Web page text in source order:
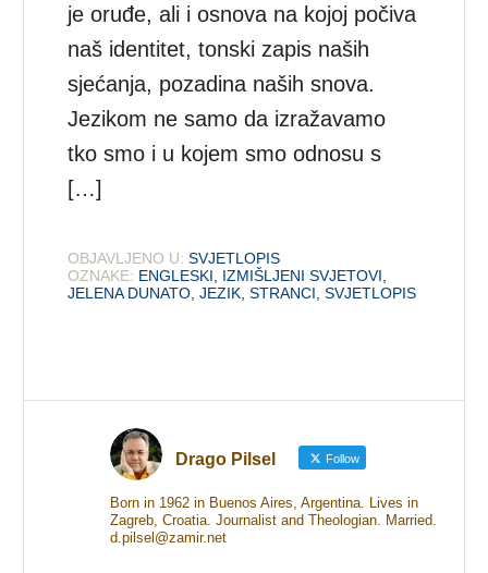
je oruđe, ali i osnova na kojoj počiva
naš identitet, tonski zapis naših
sjećanja, pozadina naših snova.
Jezikom ne samo da izražavamo
tko smo i u kojem smo odnosu s
[…]
OBJAVLJENO U: SVJETLOPIS
OZNAKE: ENGLESKI IZMIŠLJENI SVJETOVI
JELENA DUNATO ,JEZIK ,STRANCI ,SVJETLOPIS
Drago Pilsel Follow
Born in 1962 in Buenos Aires, Argentina. Lives in
Zagreb, Croatia. Journalist and Theologian. Married.
d.pilsel@zamir.net